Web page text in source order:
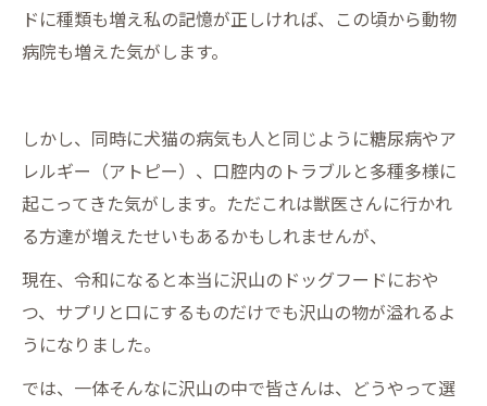
ドに種類も増え私の記憶が正しければ、この頃から動物
病院も増えた気がします。
しかし、同時に犬猫の病気も人と同じように糖尿病やア
レルギー（アトピー）、口腔内のトラブルと多種多様に
起こってきた気がします。ただこれは獣医さんに行かれ
る方達が増えたせいもあるかもしれませんが、
現在、令和になると本当に沢山のドッグフードにおや
つ、サプリと口にするものだけでも沢山の物が溢れるよ
うになりました。
では、一体そんなに沢山の中で皆さんは、どうやって選